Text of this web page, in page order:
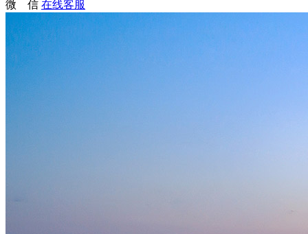
微 信 在线客服